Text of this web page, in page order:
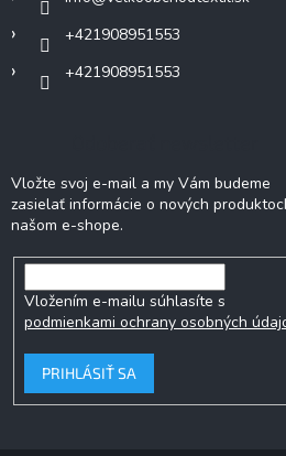
+421908951553
+421908951553
Vložte svoj e-mail a my Vám budeme
zasielať informácie o nových
našom e-shope.
Vložením e-mailu súhlasíte s
podmienkami ochrany osobných
PRIHLÁSIŤ SA